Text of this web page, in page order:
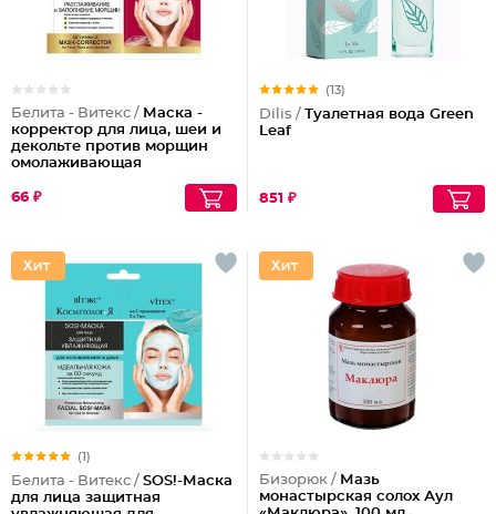
Белита - Витекс / Маска -
корректор для лица, шеи и
декольте против морщин
омолаживающая
66 ₽
(13)
Dilis / Туалетная вода Green
Leaf
851 ₽
(1)
Белита - Витекс / SOS!-Маска
для лица защитная
Бизорюк / Мазь
монастырская солох Аул